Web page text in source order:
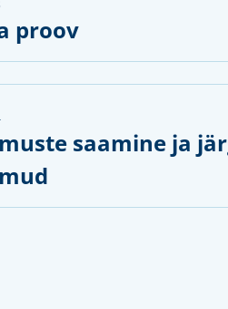
proov
saamine ja